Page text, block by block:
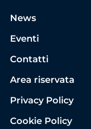
News
Eventi
Contatti
Area riservata
Privacy Policy
Cookie Policy